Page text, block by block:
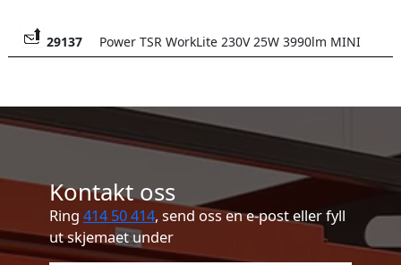
29137 Power TSR WorkLite 230V 25W 3990lm MINI
Kontakt oss
Ring 414 50 414, send oss en e-post eller fyll
ut skjemaet under